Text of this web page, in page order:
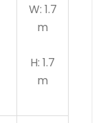
W: 1.7
m
H: 1.7
m